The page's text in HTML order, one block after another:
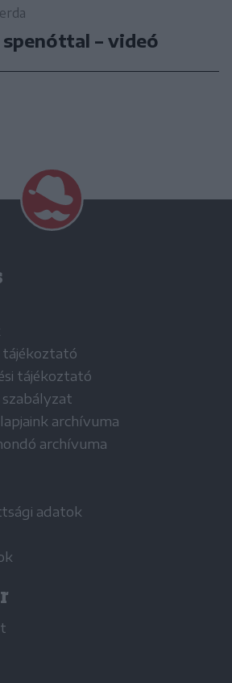
– videó
tájékoztató
szabályzat
archívuma
archívuma
adatok